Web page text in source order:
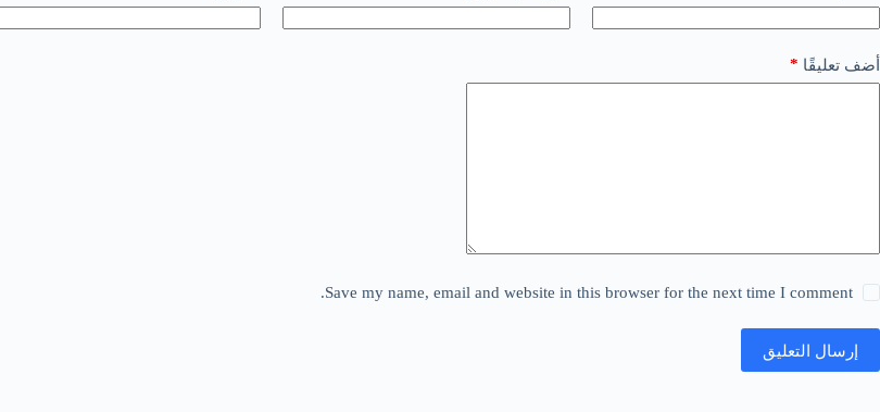
أضف تعليقًا *
Save my name, email and website in this browser for the next time I comment.
إرسال التعليق